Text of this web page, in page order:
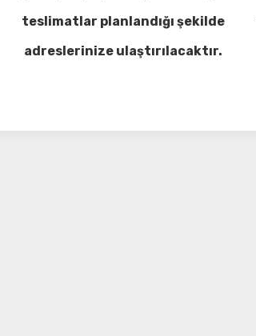
teslimatlar planlandığı şekilde
adreslerinize ulaştırılacaktır.